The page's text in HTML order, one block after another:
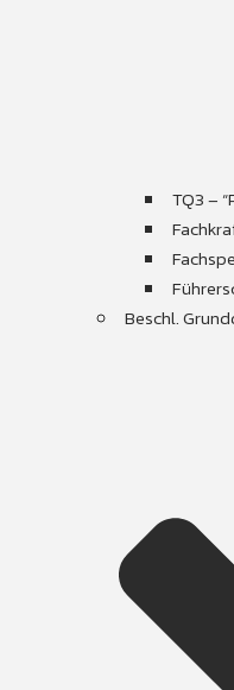
TQ3 –
Beschl.